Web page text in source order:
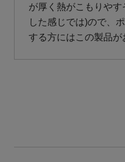
が厚く熱がこもりや
した感じでは)ので、
する方にはこの製品が